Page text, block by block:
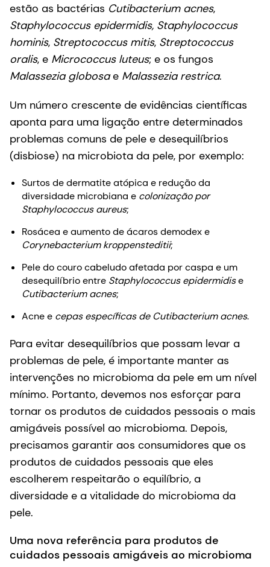
estão as bactérias Cutibacterium acnes,
Staphylococcus epidermidis, Staphylococcus
hominis, Streptococcus mitis, Streptococcus
oralis, e Micrococcus luteus; e os fungos
Malassezia globosae Malassezia restrica.
Um número crescente de evidências científicas
aponta para uma ligação entre determinados
problemas comuns de pele e desequilíbrios
(disbiose) na microbiota da pele, por exemplo:
Surtos de dermatite atópica e redução da
diversidade microbiana e colonização por
Staphylococcus aureus;
Rosácea e aumento de ácaros demodex e
Corynebacterium kroppensteditii;
Pele do couro cabeludo afetada por caspa e um
desequilíbrio entre Staphylococcus epidermidise
Cutibacterium acnes;
Acne e cepas específicas de Cutibacterium acnes.
Para evitar desequilíbrios que possam levar a
problemas de pele, é importante manter as
intervenções no microbioma da pele em um nível
mínimo. Portanto, devemos nos esforçar para
tornar os produtos de cuidados pessoais o mais
amigáveis possível ao microbioma. Depois,
precisamos garantir aos consumidores que os
produtos de cuidados pessoais que eles
escolherem respeitarão o equilíbrio, a
diversidade e a vitalidade do microbioma da
pele.
Uma nova referência para produtos de
cuidados pessoais amigáveis ao microbioma